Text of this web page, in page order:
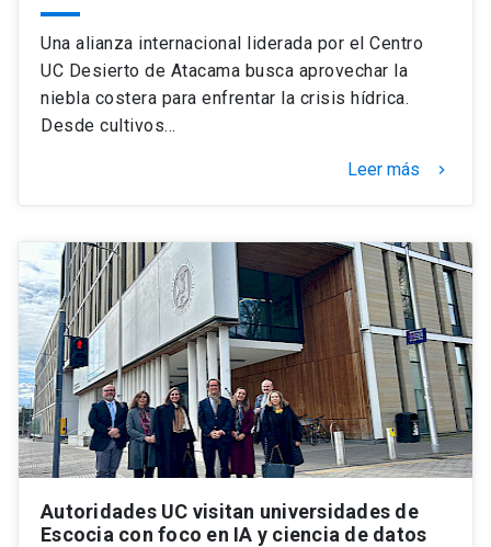
Una alianza internacional liderada por el Centro
UC Desierto de Atacama busca aprovechar la
niebla costera para enfrentar la crisis hídrica.
Desde cultivos…
Leer más keyboard_arrow_right
Autoridades UC visitan universidades de
Escocia con foco en IA y ciencia de datos